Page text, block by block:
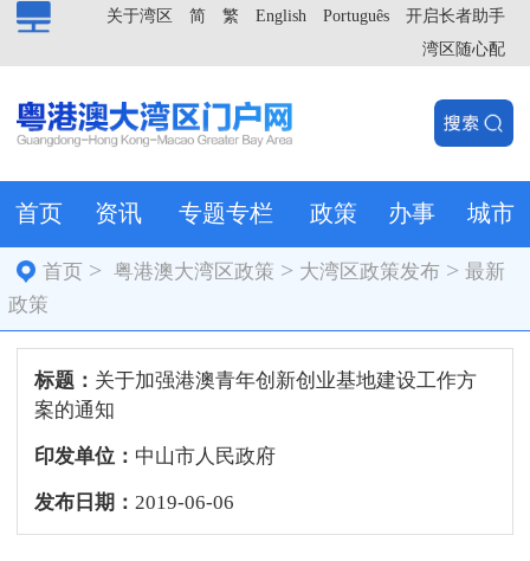
开启长者助手
Português
English
繁
简
关于湾区
湾区随心配
首页 资讯 专题专栏 政策 办事 城市
首页 >粤港澳大湾区政策 > 大湾区政策发布 >最新
政策
标题： 关于加强港澳青年创新创业基地建设工作方
案的通知
印发单位： 中山市人民政府
发布日期： 2019-06-06